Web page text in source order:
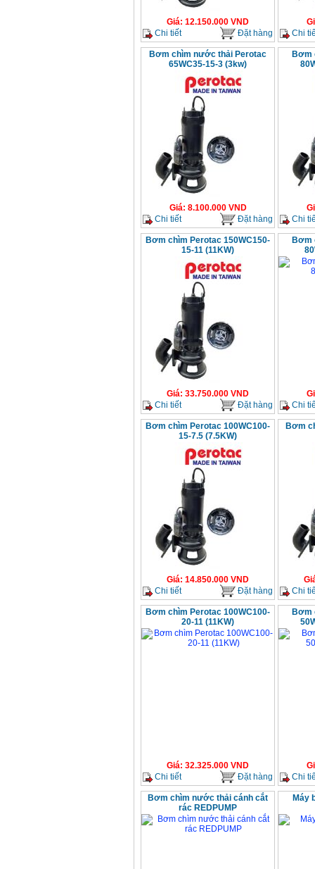
Giá: 12.150.000 VND
Chi tiết
Đặt hàng
Chi
Bơm chìm nước thải Perotac
65WC35-15-3 (3kw)
Giá: 8.100.000VND
Chi tiết
Đặt hàng
Bơm
Chi
Bơm chìm Perotac 150WC150-
15-11 (11KW)
Giá: 33.750.000 VND
Chi tiết
Đặt hàng
Bơm
Chi
Bơm chìm Perotac 100WC100-
15-7.5 (7.5KW)
Giá: 14.850.000 VND
Chi tiết
Đặt hàng
Bơm
Chi
Bơm chìm Perotac 100WC100-
20-11 (11KW)
Giá: 32.325.000 VND
Chi tiết
Đặt hàng
Bơm
Chi
Bơm chìm nước thải cánh cắt
rác REDPUMP
Máy